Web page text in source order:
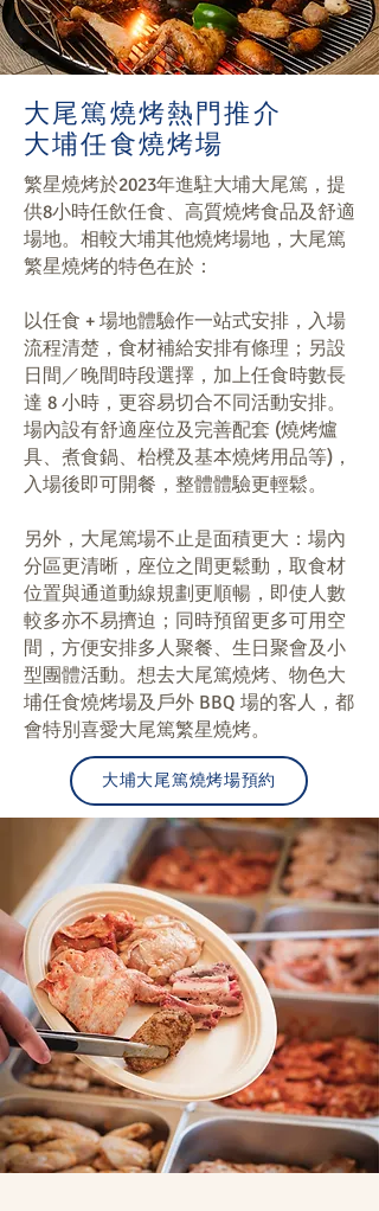
大尾篤燒烤熱門推介
大埔任食燒烤場
繁星燒烤於2023年進駐大埔大尾篤，提
供8小時任飲任食、高質燒烤食品及舒適
場地。相較大埔其他燒烤場地，大尾篤
繁星燒烤的特色在於：
以任食 + 場地體驗作一站式安排，入場
流程清楚，食材補給安排有條理；另設
日間／晚間時段選擇，加上任食時數長
達 8 小時，更容易切合不同活動安排。
場內設有舒適座位及完善配套 (燒烤爐
具、煮食鍋、枱櫈及基本燒烤用品等)，
入場後即可開餐，整體體驗更輕鬆。
另外，大尾篤場不止是面積更大：場內
分區更清晰，座位之間更鬆動，取食材
位置與通道動線規劃更順暢，即使人數
較多亦不易擠迫；同時預留更多可用空
間，方便安排多人聚餐、生日聚會及小
型團體活動。想去大尾篤燒烤、物色大
埔任食燒烤場及戶外 BBQ 場的客人，都
會特別喜愛大尾篤繁星燒烤。
大埔大尾篤燒烤場預約